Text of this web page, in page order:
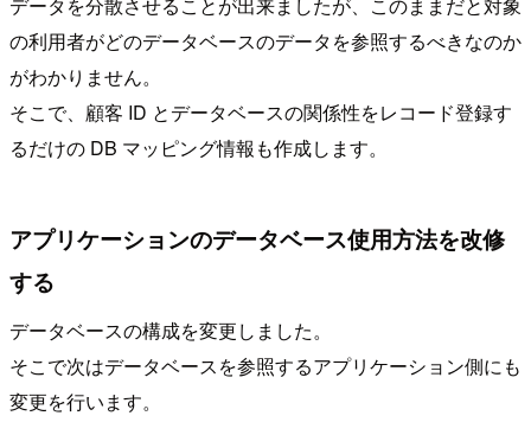
の利用者がどのデータベースのデータを参照するべきなのか
がわかりません。
そこで、顧客 ID とデータベースの関係性をレコード登録す
るだけの DB マッピング情報も作成します。
アプリケーションのデータベース使用方法を改修
する
データベースの構成を変更しました。
そこで次はデータベースを参照するアプリケーション側にも
変更を行います。